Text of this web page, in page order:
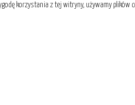
korzystania z tej witryny, używamy